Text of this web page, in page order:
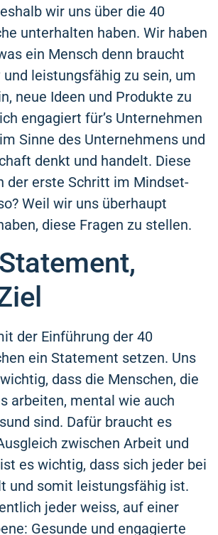
wir uns über die 40
unterhalten haben. Wir haben
ein Mensch denn braucht
leistungsfähig zu sein, um
neue Ideen und Produkte zu
engagiert für’s Unternehmen
Sinne des Unternehmens und
denkt und handelt. Diese
der erste Schritt im Mindset-
Weil wir uns überhaupt
diese Fragen zu stellen.
der Einführung der 40
ein Statement setzen. Uns
dass die Menschen, die
arbeiten, mental wie auch
sind. Dafür braucht es
zwischen Arbeit und
es wichtig, dass sich jeder bei
und somit leistungsfähig ist.
jeder weiss, auf einer
Gesunde und engagierte